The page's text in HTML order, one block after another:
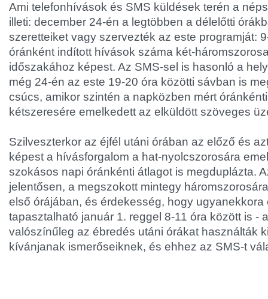
Ami telefonhívások és SMS küldések terén a
illeti: december 24-én a legtöbben a délelőtti
szeretteiket vagy szervezték az este programját:
óránként indított hívások száma két-
időszakához képest. Az SMS-sel is hasonló a
még 24-én az este 19-20 óra közötti sávban is
csúcs, amikor szintén a napközben mért
kétszeresére emelkedett az elküldött szöveges
Szilveszterkor az éjfél utáni órában az előző és
képest a hívásforgalom a hat-nyolcszorosára
szokásos napi óránkénti átlagot is megduplázta.
jelentősen, a megszokott mintegy
első órájában, és érdekesség, hogy ugyanekkora
tapasztalható január 1. reggel 8-11 óra között is -
valószínűleg az ébredés utáni órákat használták
kívánjanak ismerőseiknek, és ehhez az SMS-t